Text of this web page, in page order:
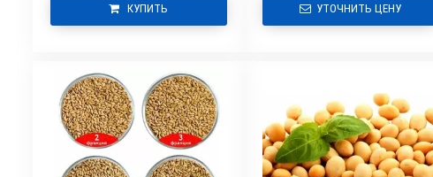
КУПИТЬ УТОЧНИТЬ ЦЕНУ